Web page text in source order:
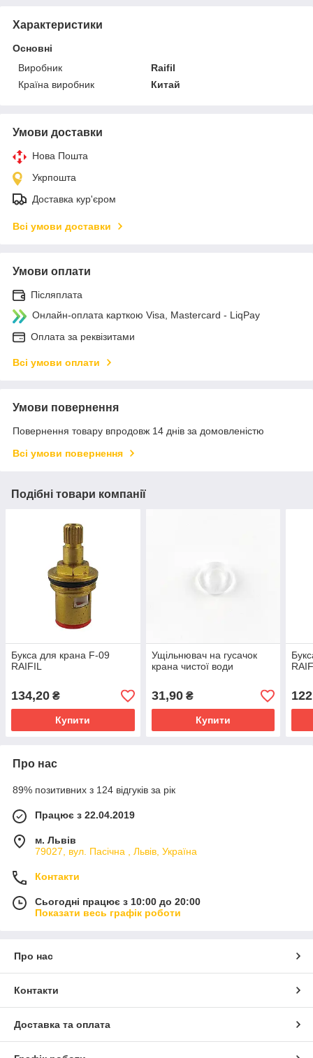
Характеристики
Основні
Виробник
Raifil
Країна виробник
Китай
Умови доставки
Нова Пошта
Укрпошта
Доставка кур'єром
Всі умови доставки
Умови оплати
Післяплата
Онлайн-оплата карткою Visa, Mastercard - LiqPay
Оплата за реквізитами
Всі умови оплати
Умови повернення
Повернення товару впродовж 14 днів за домовленістю
Всі умови повернення
Подібні товари компанії
Букса для крана F-09
RAIFIL
134,20 ₴
Купити
Ущільнювач на гусачок
крана чистої води
31,90₴
Купити
122
Про нас
89% позитивних з 124 відгуків за рік
Працює з 22.04.2019
м. Львів
79027, вул. Пасічна , Львів, Україна
Контакти
Сьогодні працює з 10:00 до 20:00
Показати весь графік роботи
Про нас
Контакти
Доставка та оплата